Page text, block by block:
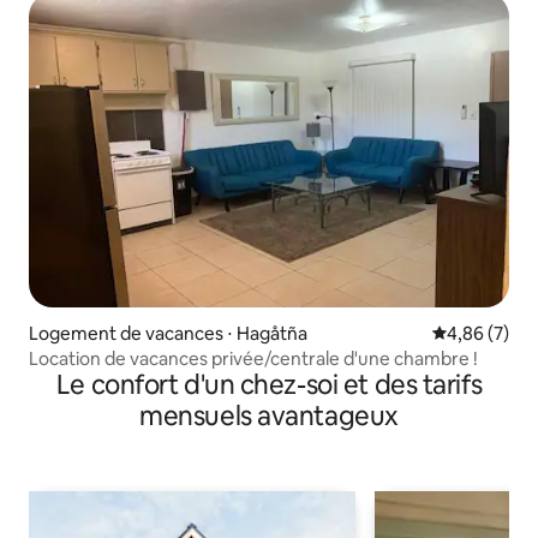
Logement de vacances ⋅ Hagåtña Évaluation
4,86 (7)
Location de vacances privée/centrale d'une chambre !
Le confort d'un chez-soi et des tarifs
mensuels avantageux